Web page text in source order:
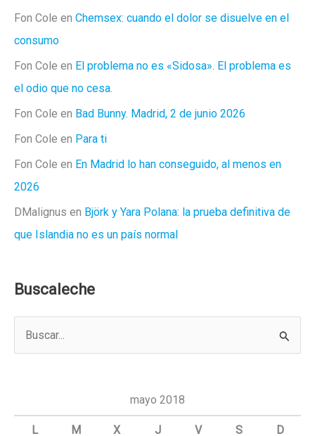
Fon Cole en Chemsex: cuando el dolor se disuelve en el
consumo
Fon Cole en El problema no es «Sidosa». El problema es
el odio que no cesa.
Fon Cole en Bad Bunny. Madrid, 2 de junio 2026
Fon Cole en Para ti
Fon Cole en En Madrid lo han conseguido, al menos en
2026
DMalignus en Björk y Yara Polana: la prueba definitiva de
que Islandia no es un país normal
Buscaleche
a
mayo 2018
L M X J V S D